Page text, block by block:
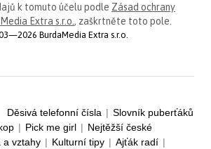
k tomuto účelu podle Zásad ochrany
Extra s.r.o., zaškrtněte toto pole.
BurdaMedia Extra s.r.o.
Děsivá telefonní čísla | Slovník puberťáků
| Pick me girl | Nejtěžší české
a vztahy | Kulturní tipy | Ajťák radí |